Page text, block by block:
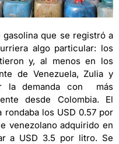
gasolina que se registró a
algo particular: los
y, al menos en los
de Venezuela, Zulia y
la demanda con más
desde Colombia. El
los USD 0.57 por
venezolano adquirido en
a USD 3.5 por litro. Se